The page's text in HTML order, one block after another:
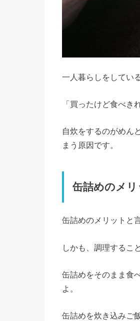
一人暮らしをしてい
「買ったけど食べき
自炊をするのがめん
まう原因です。
缶詰めのメリ
缶詰めのメリットと
しかも、調理するこ
缶詰めをそのまま食
よ。
缶詰めを炊き込みご